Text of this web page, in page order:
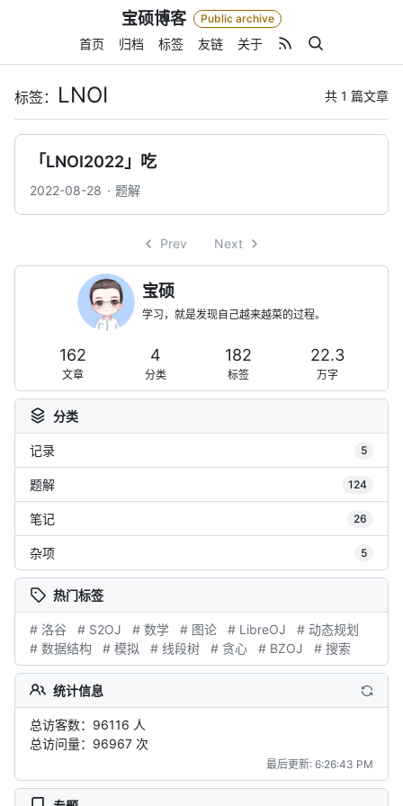
宝硕博客 Public archive
首页 归档 标签 友链 关于
标签： LNOI 共 1 篇文章
「LNOI2022」吃
2022-08-28 题解
Prev Next
宝硕
学习，就是发现自己越来越菜的过程。
162
文章
4
分类
182
标签
22.3
万字
分类
记录 5
题解 124
笔记 26
杂项 5
热门标签
# 洛谷 # S2OJ # 数学 # 图论 # LibreOJ
# 动态规划
# 数据结构
# 模拟 # 线段树 # 贪心 # BZOJ # 搜索
统计信息
总访客数：96116 人
总访问量：96967 次
最后更新: 6:26:43 PM